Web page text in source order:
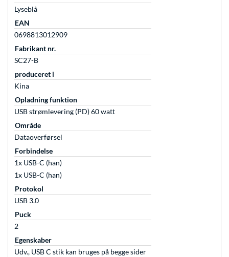
Lyseblå
EAN
0698813012909
Fabrikant nr.
SC27-B
produceret i
Kina
Opladning funktion
USB strømlevering (PD) 60 watt
Område
Dataoverførsel
Forbindelse
1x USB-C (han)
1x USB-C (han)
Protokol
USB 3.0
Puck
2
Egenskaber
Udv., USB C stik kan bruges på begge sider